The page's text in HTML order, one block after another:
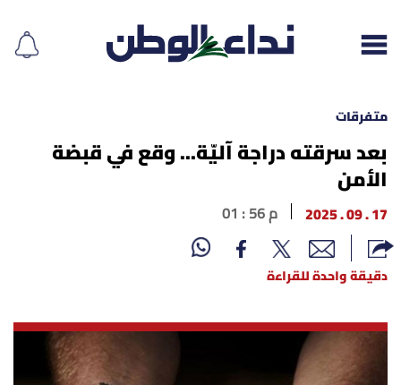
إقرأ الجريدة
لبنان
الغلاف
نداء اليوم
محليات
متفرقات
بعد سرقته دراجة آليّة... وقع في قبضة
الأمن
17 . 09 . 2025 01 : 56 م
دقيقة واحدة للقراءة